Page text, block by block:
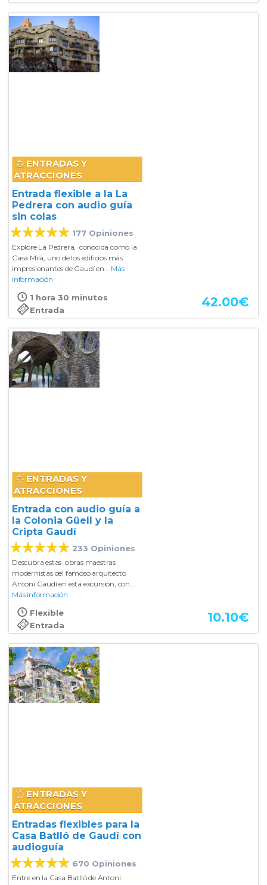
ENTRADAS Y
ATRACCIONES
Entrada flexible a la La
Pedrera con audio guía
sin colas
177 Opiniones
Explore La Pedrera, conocida como la
Casa Milà, uno de los edificios más
impresionantes de Gaudí en... Más
información
1 hora 30 minutos
Entrada
42.00€
ENTRADAS Y
ATRACCIONES
Entrada con audio guía a
la Colonia Güell y la
Cripta Gaudí
233 Opiniones
Descubra estas obras maestras
modernistas del famoso arquitecto
Antoni Gaudí en esta excursión, con...
Más información
Flexible
Entrada
10.10€
ENTRADAS Y
ATRACCIONES
Entradas flexibles para la
Casa Batlló de Gaudí con
audioguía
670 Opiniones
Entre en la Casa Batlló de Antoni